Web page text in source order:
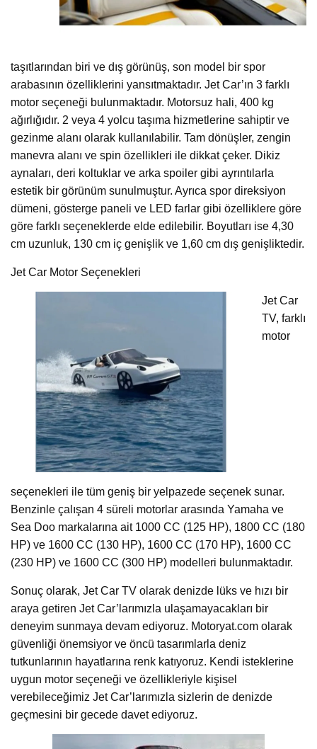
taşıtlarından biri ve dış görünüş, son model bir spor
arabasının özelliklerini yansıtmaktadır. Jet Car’ın 3 farklı
motor seçeneği bulunmaktadır. Motorsuz hali, 400 kg
ağırlığıdır. 2 veya 4 yolcu taşıma hizmetlerine sahiptir ve
gezinme alanı olarak kullanılabilir. Tam dönüşler, zengin
manevra alanı ve spin özellikleri ile dikkat çeker. Dikiz
aynaları, deri koltuklar ve arka spoiler gibi ayrıntılarla
estetik bir görünüm sunulmuştur. Ayrıca spor direksiyon
dümeni, gösterge paneli ve LED farlar gibi özelliklere göre
göre farklı seçeneklerde elde edilebilir. Boyutları ise 4,30
cm uzunluk, 130 cm iç genişlik ve 1,60 cm dış genişliktedir.
Jet Car Motor Seçenekleri
Jet Car
TV, farklı
motor
seçenekleri ile tüm geniş bir yelpazede seçenek sunar.
Benzinle çalışan 4 süreli motorlar arasında Yamaha ve
Sea Doo markalarına ait 1000 CC (125 HP), 1800 CC (180
HP) ve 1600 CC (130 HP), 1600 CC (170 HP), 1600 CC
(230 HP) ve 1600 CC (300 HP) modelleri bulunmaktadır.
Sonuç olarak, Jet Car TV olarak denizde lüks ve hızı bir
araya getiren Jet Car’larımızla ulaşamayacakları bir
deneyim sunmaya devam ediyoruz. Motoryat.com olarak
güvenliği önemsiyor ve öncü tasarımlarla deniz
tutkunlarının hayatlarına renk katıyoruz. Kendi isteklerine
uygun motor seçeneği ve özellikleriyle kişisel
verebileceğimiz Jet Car’larımızla sizlerin de denizde
geçmesini bir gecede davet ediyoruz.